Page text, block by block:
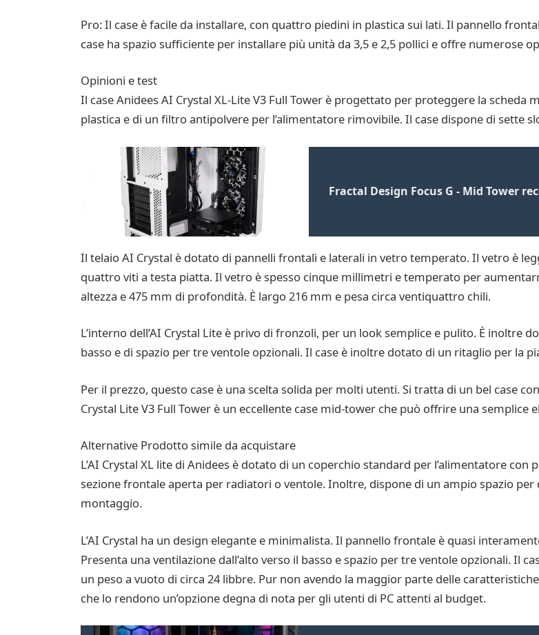
Pro: Il case è facile da installare, con quattro piedini in plastica sui lati. Il pannello
case ha spazio sufficiente per installare più unità da 3,5 e 2,5 pollici e offre numerose
Opinioni e test
Il case Anidees AI Crystal XL-Lite V3 Full Tower è progettato per proteggere la scheda
plastica e di un filtro antipolvere per l’alimentatore rimovibile. Il case dispone di sette
Fractal Design Focus G - Mid Tower
Il telaio AI Crystal è dotato di pannelli frontali e laterali in vetro temperato. Il vetro è
quattro viti a testa piatta. Il vetro è spesso cinque millimetri e temperato per
altezza e 475 mm di profondità. È largo 216 mm e pesa circa ventiquattro chili.
L’interno dell’AI Crystal Lite è privo di fronzoli, per un look semplice e pulito. È inoltre
basso e di spazio per tre ventole opzionali. Il case è inoltre dotato di un ritaglio per la
Per il prezzo, questo case è una scelta solida per molti utenti. Si tratta di un bel case
Crystal Lite V3 Full Tower è un eccellente case mid-tower che può offrire una semplice
Alternative Prodotto simile da acquistare
L’AI Crystal XL lite di Anidees è dotato di un coperchio standard per l’alimentatore
sezione frontale aperta per radiatori o ventole. Inoltre, dispone di un ampio spazio
montaggio.
L’AI Crystal ha un design elegante e minimalista. Il pannello frontale è quasi
Presenta una ventilazione dall’alto verso il basso e spazio per tre ventole opzionali. Il
un peso a vuoto di circa 24 libbre. Pur non avendo la maggior parte delle
che lo rendono un’opzione degna di nota per gli utenti di PC attenti al budget.